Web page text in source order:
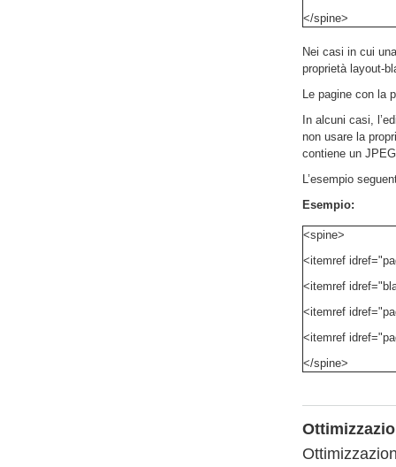
</spine>
Nei casi in cui
proprietà layout-
Le pagine con la
In alcuni casi,
non usare la
contiene un JPEG
L’esempio
Esempio:
<spine>
<itemref
<itemref
<itemref
<itemref
</spine>